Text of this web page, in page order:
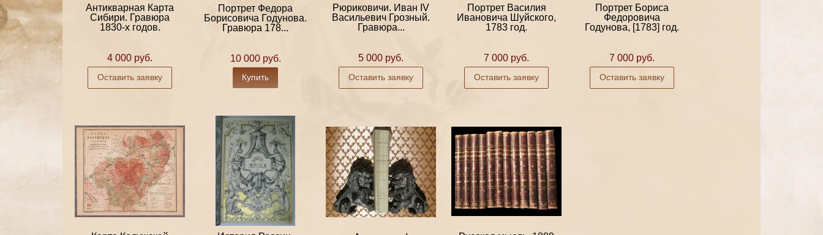
Антикварная Карта
Сибири. Гравюра
1830-х годов.
4 000 руб.
Оставить заявку
Портрет Федора
Борисовича Годунова.
Гравюра 178...
10 000 руб.
Купить
Рюриковичи. Иван IV
Васильевич Грозный.
Гравюра...
5 000 руб.
Оставить заявку
Портрет Василия
Ивановича Шуйского,
1783 год.
7 000 руб.
Оставить заявку
Портрет Бориса
Федоровича
Годунова, [1783] год.
7 000 руб.
Оставить заявку